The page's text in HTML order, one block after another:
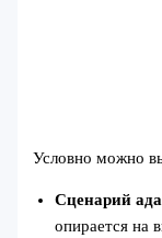
Условно можно
Сценарий
опирается на